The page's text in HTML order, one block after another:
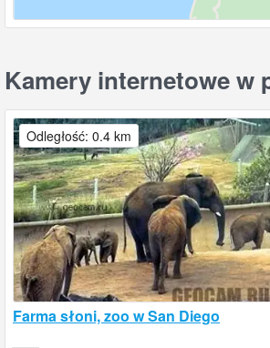
Kamery internetowe w
Farma słoni, zoo w San Diego
Odległość: 0.4 km